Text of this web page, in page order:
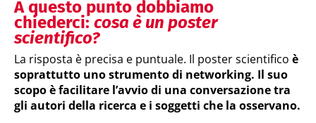
A questo punto dobbiamo
chiederci:cosa è un poster
scientifico?
La risposta è precisa e puntuale. Il poster scientifico è
soprattutto uno strumento di networking. Il suo
scopo è facilitare l’avvio di una conversazione tra
gli autori della ricerca e i soggetti che la osservano.